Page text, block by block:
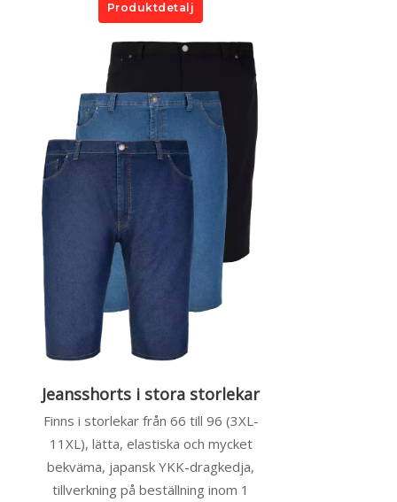
Produktdetalj
Jeansshorts i stora storlekar
Finns i storlekar från 66 till 96 (3XL-
11XL), lätta, elastiska och mycket
bekväma, japansk YKK-dragkedja,
tillverkning på beställning inom 1